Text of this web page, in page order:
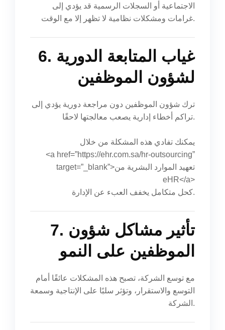
الاجتماعية أو السجلات الرسمية قد يؤدي إلى
غرامات ومشكلات نظامية لا تظهر إلا مع الوقت.
6. غياب المتابعة الدورية
لشؤون الموظفين
ترك شؤون الموظفين دون مراجعة دورية يؤدي إلى
تراكم أخطاء إدارية يصعب معالجتها لاحقًا.
يمكنك تفادي هذه المشكلة من خلال
<a href=”https://ehr.com.sa/hr-outsourcing”
target=”_blank”>تعهيد الموارد البشرية من
eHR</a>
كحل متكامل يخفف العبء عن الإدارة.
7. تأثير مشاكل شؤون
الموظفين على النمو
مع توسع الشركة، تصبح هذه المشكلات عائقًا أمام
التوسع والاستقرار، وتؤثر سلبًا على الإنتاجية وسمعة
الشركة.